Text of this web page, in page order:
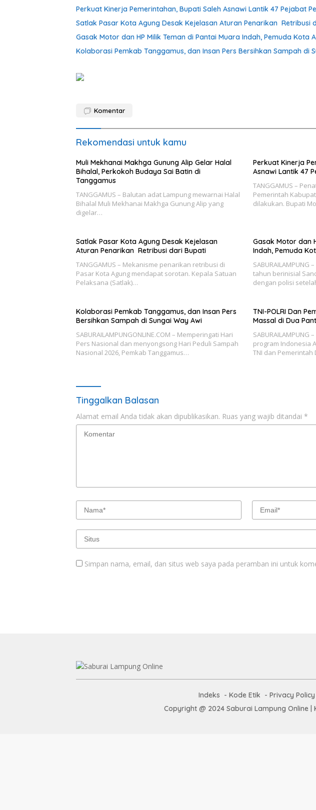
Perkuat Kinerja Pemerintahan, Bupati Saleh Asnawi Lantik 47 Pejabat
Satlak Pasar Kota Agung Desak Kejelasan Aturan Penarikan Retribusi
Gasak Motor dan HP Milik Teman di Pantai Muara Indah, Pemuda Kota
Kolaborasi Pemkab Tanggamus, dan Insan Pers Bersihkan Sampah di
Komentar
Rekomendasi untuk kamu
Muli Mekhanai Makhga Gunung Alip Gelar Halal
Bihalal, Perkokoh Budaya Sai Batin di
Tanggamus
TANGGAMUS – Balutan adat Lampung mewarnai Halal
Bihalal Muli Mekhanai Makhga Gunung Alip yang
digelar…
Perkuat Kinerja
Asnawi Lantik 47
TANGGAMUS –
Pemerintah
dilakukan. Bupati
Satlak Pasar Kota Agung Desak Kejelasan
Aturan Penarikan Retribusi dari Bupati
TANGGAMUS – Mekanisme penarikan retribusi di
Pasar Kota Agung mendapat sorotan. Kepala Satuan
Pelaksana (Satlak)…
Gasak Motor dan
Indah, Pemuda
tahun berinisial
dengan polisi
Kolaborasi Pemkab Tanggamus, dan Insan Pers
Bersihkan Sampah di Sungai Way Awi
SABURAILAMPUNGONLINE.COM – Memperingati Hari
Pers Nasional dan menyongsong Hari Peduli Sampah
Nasional 2026, Pemkab Tanggamus…
TNI-POLRI Dan
Massal di Dua
program Indonesia
TNI dan
Tinggalkan Balasan
Alamat email Anda tidak akan dipublikasikan. Ruas yang wajib ditandai *
Simpan nama, email, dan situs web saya pada peramban ini untuk
Indeks Kode Etik Privacy Policy
Copyright @ 2024 Saburai Lampung Online